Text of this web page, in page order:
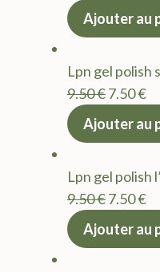
prix
9.50 €.
Ajouter au
Lpn gel polish
9.50€Le
prix
9.50 €.
7.50€Le
Ajouter au
Lpn gel polish
9.50€Le
prix
7.50€Le
Ajouter au